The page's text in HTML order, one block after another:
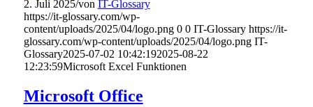
2. Juli 2025/von IT-Glossary
https://it-glossary.com/wp-
content/uploads/2025/04/logo.png 0 0 IT-Glossary https://it-
glossary.com/wp-content/uploads/2025/04/logo.png IT-
Glossary2025-07-02 10:42:192025-08-22
12:23:59Microsoft Excel Funktionen
Microsoft Office